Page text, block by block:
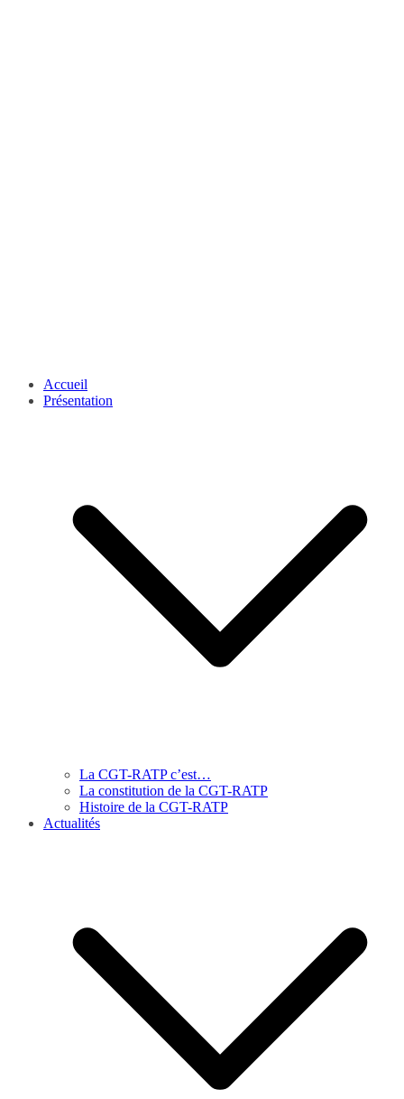
Accueil
Présentation
La CGT-RATP c’est…
La constitution de la CGT-RATP
Histoire de la CGT-RATP
Actualités